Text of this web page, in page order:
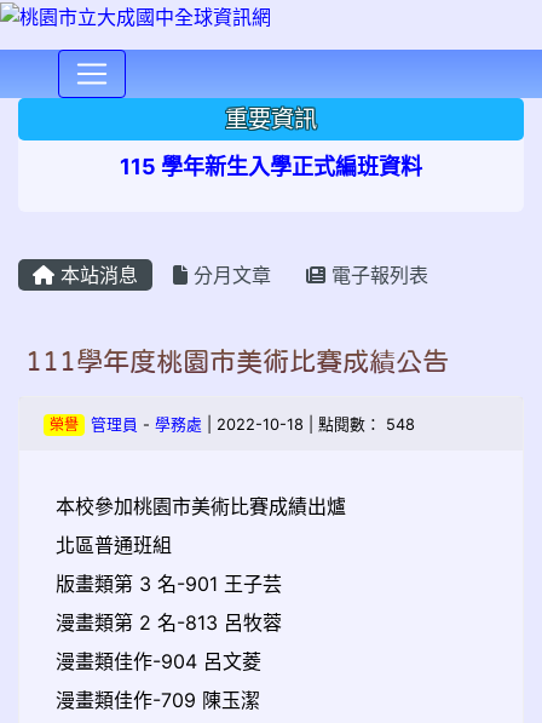
重要資訊
115 學年新生入學正式編班資料
本站消息 分月文章 電子報列表
111學年度桃園市美術比賽成績公告
榮譽 管理員 - 學務處 | 2022-10-18 | 點閱數： 548
本校參加桃園市美術比賽成績出爐
北區普通班組
版畫類第 3 名-901 王子芸
漫畫類第 2 名-813 呂牧蓉
漫畫類佳作-904 呂文菱
漫畫類佳作-709 陳玉潔